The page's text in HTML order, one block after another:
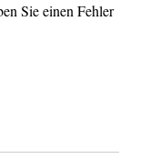
Sie einen Fehler